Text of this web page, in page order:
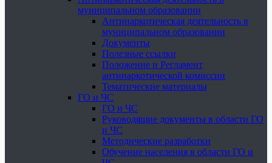
муниципальном образовании
Антинаркотическая деятельность в
муниципальном образовании
Документы
Полезные ссылки
Положение и Регламент
антинаркотической комиссии
Тематические материалы
ГО и ЧС
ГО и ЧС
Руководящие документы в области ГО
и ЧС
Методические разработки
Обучение населения в области ГО и